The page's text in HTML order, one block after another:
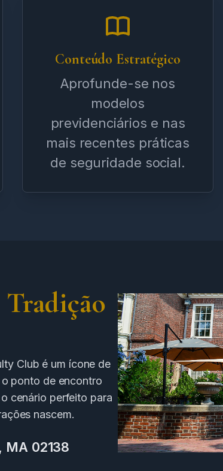
Conteúdo Estratégico
Aprofunde-se nos
modelos
previdenciários e nas
mais recentes práticas
de seguridade social.
Club é um ícone de
ponto de encontro
cenário perfeito para
nascem.
MA 02138